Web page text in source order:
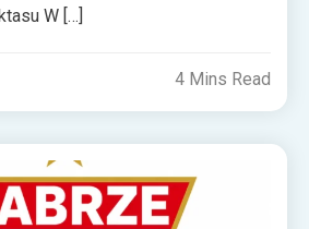
W […]
4 Mins Read